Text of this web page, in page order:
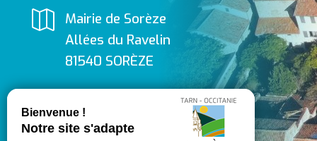

Mairie de Sorèze
Allées du Ravelin
81540 SORÈZE

Suivez-nous
sur Facebook